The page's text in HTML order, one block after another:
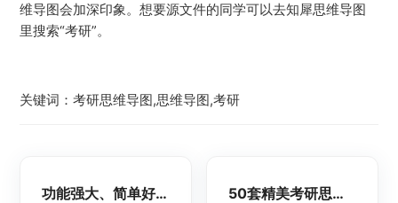
维导图会加深印象。想要源文件的同学可以去知犀思维导图
里搜索“考研”。
关键词：考研思维导图,思维导图,考研
功能强大、简单好用的十款脑图软件推荐！千万不要错过！ 50套精美考研思维导图模板免费分享！汇总考研所有知识点！！